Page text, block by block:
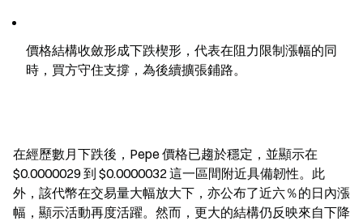
價格結構收斂形成下跌楔形，代表在阻力限制漲幅的同
時，買方守住支撐，為後續擴張鋪路。
在經歷數月下跌後，Pepe 價格已趨於穩定，並顯示在
$0.0000029 到 $0.0000032 這一區間附近具備韌性。此
外，該代幣在交易量大幅放大下，亦公布了近六％的日內漲
幅，顯示活動再度活躍。然而，更大的結構仍反映來自下降